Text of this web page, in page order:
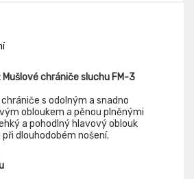
chrániče sluchu FM-3
s odolným a snadno
obloukem a pěnou plněnými
a pohodlný hlavový oblouk
dlouhodobém nošení.